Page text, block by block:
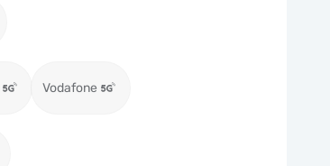
Vodafone